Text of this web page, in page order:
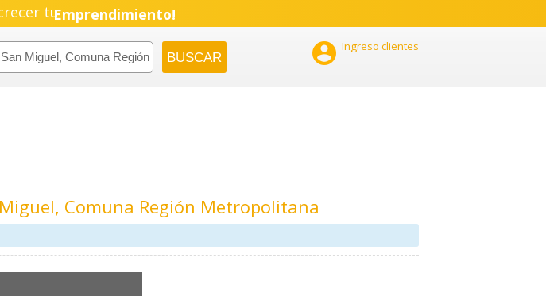
tuEmprendimiento!
 Ingreso clientes
Comuna Región Metropolitana